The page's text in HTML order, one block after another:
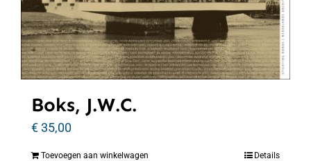
Boks, J.W.C.
€35,00
Toevoegen aan winkelwagen Details